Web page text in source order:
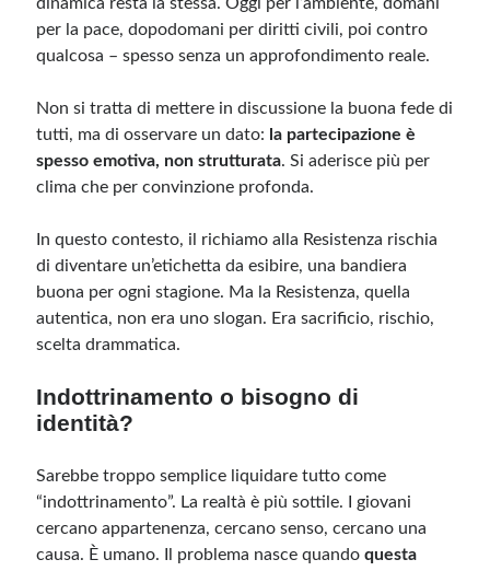
per la pace, dopodomani per diritti civili, poi contro
qualcosa – spesso senza un approfondimento reale.
Non si tratta di mettere in discussione la buona fede di
tutti, ma di osservare un dato: la partecipazione è
spesso emotiva, non strutturata. Si aderisce più per
clima che per convinzione profonda.
In questo contesto, il richiamo alla Resistenza rischia
di diventare un’etichetta da esibire, una bandiera
buona per ogni stagione. Ma la Resistenza, quella
autentica, non era uno slogan. Era sacrificio, rischio,
scelta drammatica.
Indottrinamento o bisogno di
identità?
Sarebbe troppo semplice liquidare tutto come
“indottrinamento”. La realtà è più sottile. I giovani
cercano appartenenza, cercano senso, cercano una
causa. È umano. Il problema nasce quandoquesta